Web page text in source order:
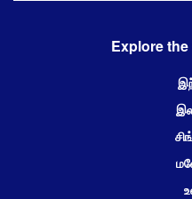
Explore